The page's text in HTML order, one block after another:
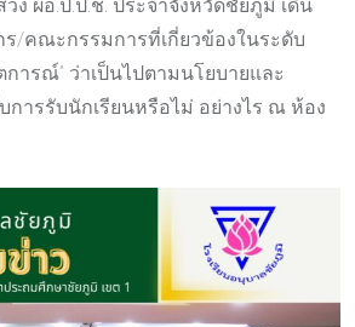
ง ผอ.ป.ป.ช. ประจำจังหวัดชัยภูมิ เดิน
/คณะกรรมการที่เกี่ยวข้องในระดับ
การณ์” ว่าเป็นไปตามนโยบายและ
การรับนักเรียนหรือไม่ อย่างไร ณ ห้อง